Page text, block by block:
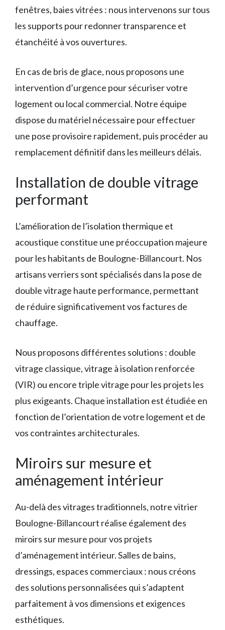
fenêtres, baies vitrées : nous intervenons sur tous
les supports pour redonner transparence et
étanchéité à vos ouvertures.
En cas de bris de glace, nous proposons une
intervention d’urgence pour sécuriser votre
logement ou local commercial. Notre équipe
dispose du matériel nécessaire pour effectuer
une pose provisoire rapidement, puis procéder au
remplacement définitif dans les meilleurs délais.
Installation de double vitrage
performant
L’amélioration de l’isolation thermique et
acoustique constitue une préoccupation majeure
pour les habitants de Boulogne-Billancourt. Nos
artisans verriers sont spécialisés dans la pose de
double vitrage haute performance, permettant
de réduire significativement vos factures de
chauffage.
Nous proposons différentes solutions : double
vitrage classique, vitrage à isolation renforcée
(VIR) ou encore triple vitrage pour les projets les
plus exigeants. Chaque installation est étudiée en
fonction de l’orientation de votre logement et de
vos contraintes architecturales.
Miroirs sur mesure et
aménagement intérieur
Au-delà des vitrages traditionnels, notre vitrier
Boulogne-Billancourt réalise également des
miroirs sur mesure pour vos projets
d’aménagement intérieur. Salles de bains,
dressings, espaces commerciaux : nous créons
des solutions personnalisées qui s’adaptent
parfaitement à vos dimensions et exigences
esthétiques.